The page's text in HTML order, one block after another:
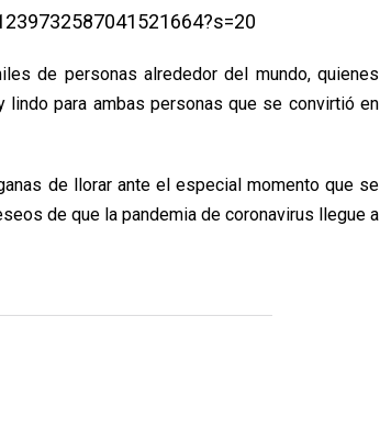
de personas alrededor del mundo, quienes
lindo para ambas personas que se convirtió en
de llorar ante el especial momento que se
de que la pandemia de coronavirus llegue a